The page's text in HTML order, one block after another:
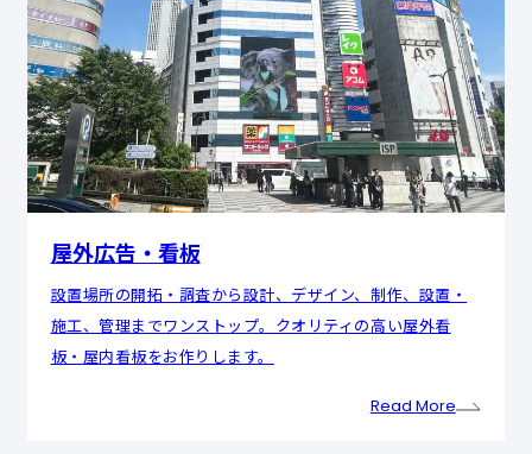
屋外広告・看板
設置場所の開拓・調査から設計、デザイン、制作、設置・
施工、管理までワンストップ。クオリティの高い屋外看
板・屋内看板をお作りします。
Read More